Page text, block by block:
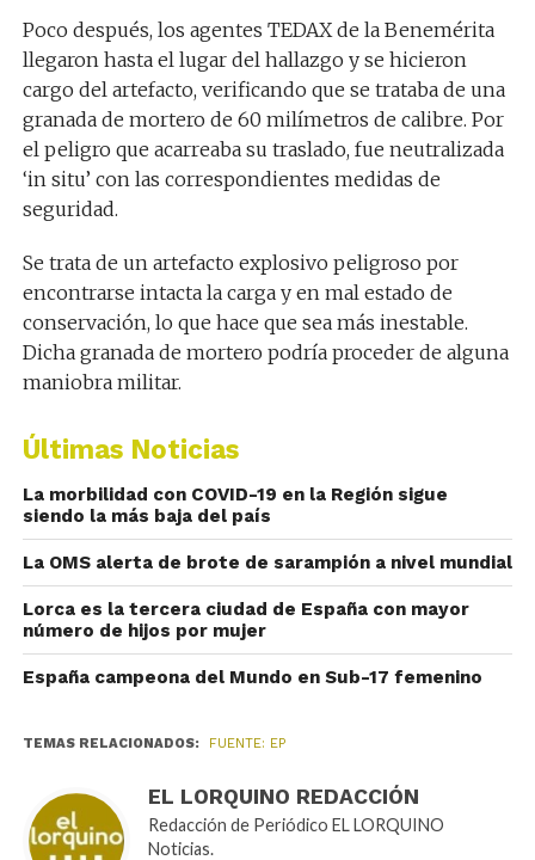
Poco después, los agentes TEDAX de la Benemérita
llegaron hasta el lugar del hallazgo y se hicieron
cargo del artefacto, verificando que se trataba de una
granada de mortero de 60 milímetros de calibre. Por
el peligro que acarreaba su traslado, fue neutralizada
‘in situ’ con las correspondientes medidas de
seguridad.
Se trata de un artefacto explosivo peligroso por
encontrarse intacta la carga y en mal estado de
conservación, lo que hace que sea más inestable.
Dicha granada de mortero podría proceder de alguna
maniobra militar.
Últimas Noticias
La morbilidad con COVID-19 en la Región sigue
siendo la más baja del país
La OMS alerta de brote de sarampión a nivel mundial
Lorca es la tercera ciudad de España con mayor
número de hijos por mujer
España campeona del Mundo en Sub-17 femenino
TEMAS RELACIONADOS: FUENTE: EP
EL LORQUINO REDACCIÓN
Redacción de Periódico EL LORQUINO
Noticias.